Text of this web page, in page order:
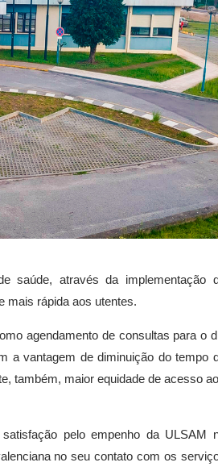
saúde, através da implementação
mais rápida aos utentes.
agendamento de consultas para o
a vantagem de diminuição do tempo
também, maior equidade de acesso
pelo empenho da ULSAM
no seu contato com os